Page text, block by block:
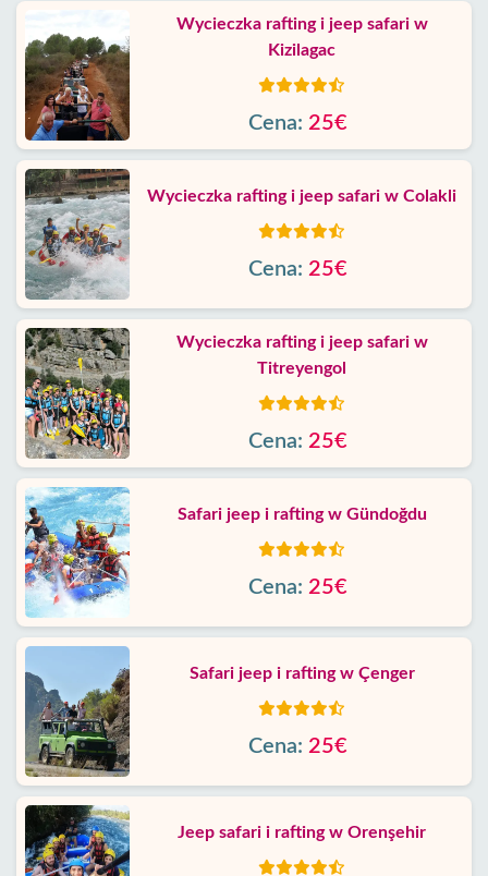
Wycieczka rafting i jeep safari w
Kizilagac
Cena: 25€
Wycieczka rafting i jeep safari w Colakli
Cena: 25€
Wycieczka rafting i jeep safari w
Titreyengol
Cena: 25€
Safari jeep i rafting w Gündoğdu
Cena: 25€
Safari jeep i rafting w Çenger
Cena: 25€
Jeep safari i rafting w Orenşehir